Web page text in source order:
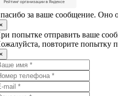
за ваше сообщение. Оно
попытке отправить ваше
повторите попытку